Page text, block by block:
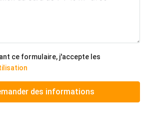
ce formulaire, j'accepte les
des informations